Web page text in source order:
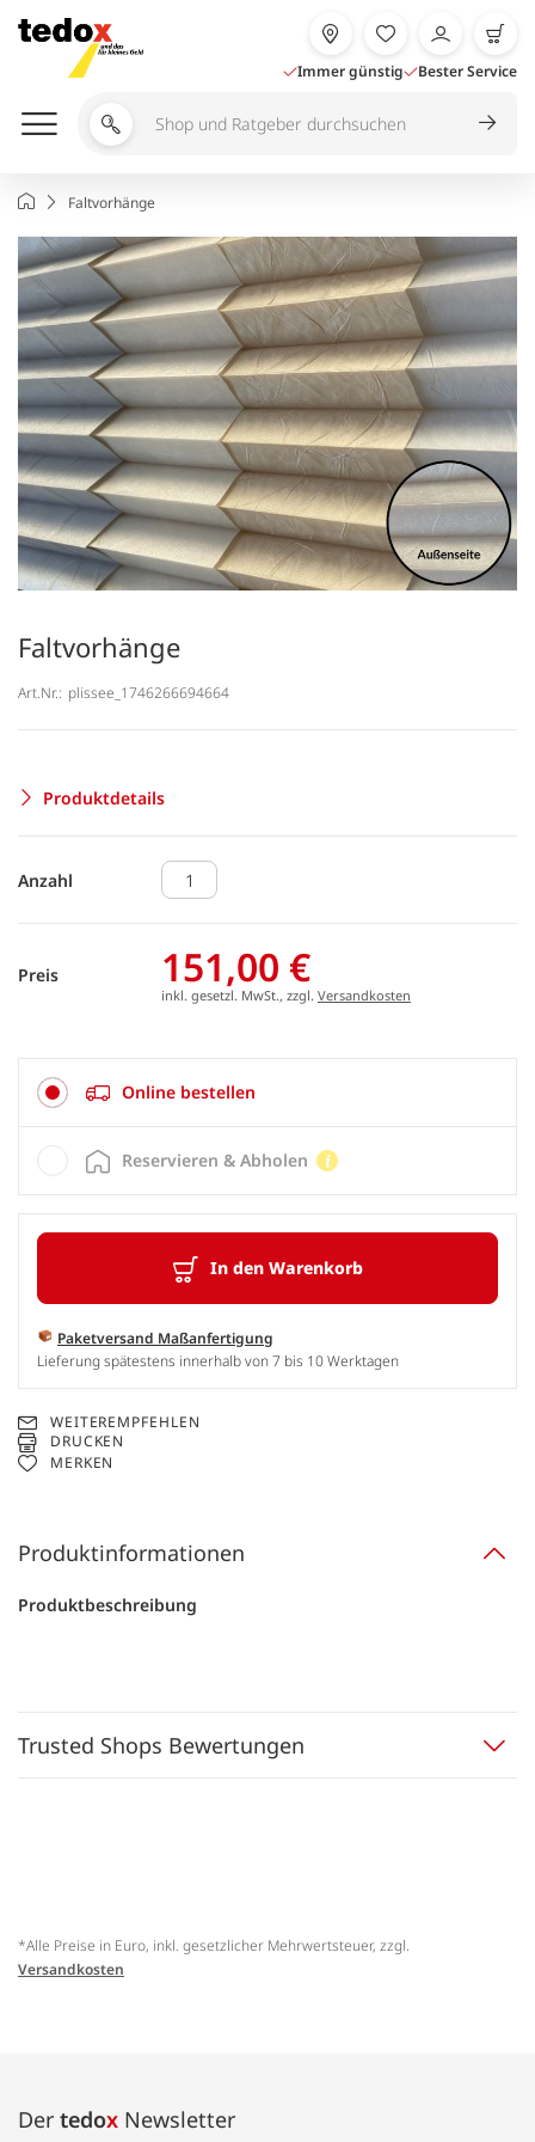
Inhalt
springen
Immer günstig Bester Service
Shop
durchsuchen
StartseiteFaltvorhänge
Faltvorhänge
Art.Nr.: plissee_1746266694664
Produktdetails
Anzahl
Preis 151,00 €
inkl. gesetzl. MwSt., zzgl. Versandkosten
Online bestellen
In den Warenkorb
Paketversand Maßanfertigung
Lieferung spätestens innerhalb von 7 bis 10 Werktagen
Reservieren & Abholen
WEITEREMPFEHLEN
DRUCKEN
MERKEN
Produktinformationen
Produktbeschreibung
Trusted Shops Bewertungen
*Alle Preise in Euro, inkl. gesetzlicher Mehrwertsteuer, zzgl.
Versandkosten
Der tedox Newsletter